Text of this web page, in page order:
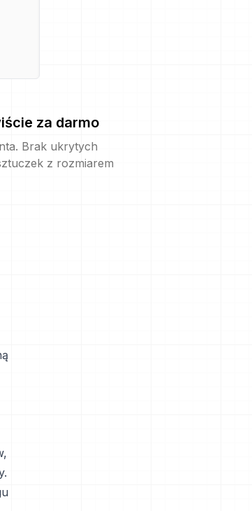
za darmo
Brak ukrytych
z rozmiarem